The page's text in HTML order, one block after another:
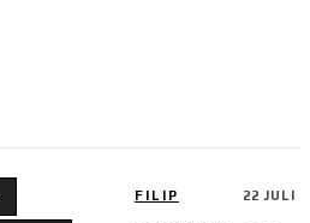
FILIP 22 JULI